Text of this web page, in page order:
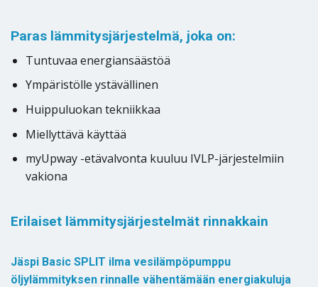
Paras lämmitysjärjestelmä, joka on:
Tuntuvaa energiansäästöä
Ympäristölle ystävällinen
Huippuluokan tekniikkaa
Miellyttävä käyttää
myUpway -etävalvonta kuuluu IVLP-järjestelmiin
vakiona
Erilaiset lämmitysjärjestelmät rinnakkain
Jäspi Basic SPLIT ilma vesilämpöpumppu
öljylämmityksen rinnalle vähentämään energiakuluja